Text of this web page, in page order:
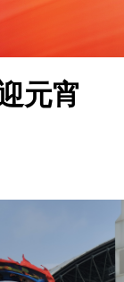
元宵